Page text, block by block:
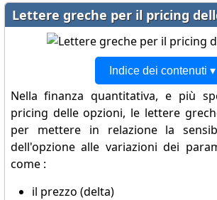
Lettere greche per il pricing
Indice dei contenuti ▾
Nella finanza quantitativa, e più
pricing delle opzioni, le lettere
per mettere in relazione la
dell'opzione alle variazioni dei
come :
il prezzo (delta)